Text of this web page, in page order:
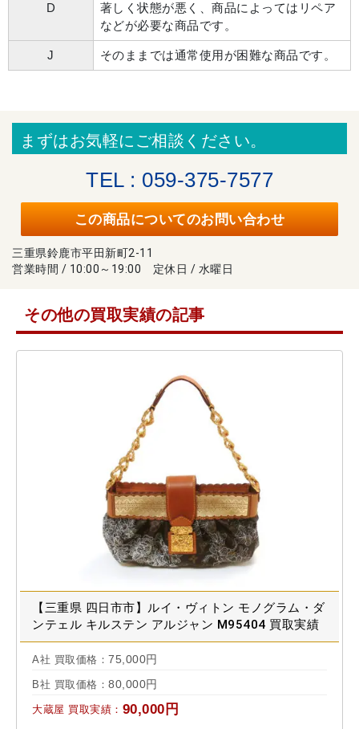
D
著しく状態が悪く、商品によってはリペア
などが必要な商品です。
J そのままでは通常使用が困難な商品です。
まずはお気軽にご相談ください。
TEL : 059-375-7577
この商品についてのお問い合わせ
三重県鈴鹿市平田新町2-11
営業時間 / 10:00～19:00 定休日 / 水曜日
その他の買取実績の記事
【三重県 四日市市】ルイ・ヴィトン モノグラム・ダ
ンテェル キルステン アルジャン M95404 買取実績
2021.09
A社 買取価格： 75,000円
B社 買取価格： 80,000円
大蔵屋 買取実績： 90,000円